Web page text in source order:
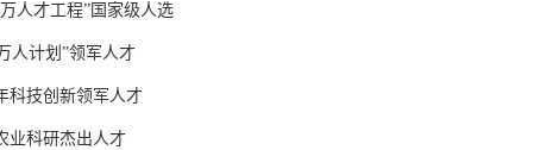
人才工程”国家级人选
人计划 ”领军人才
科技创新领军人才
业科研杰出人才